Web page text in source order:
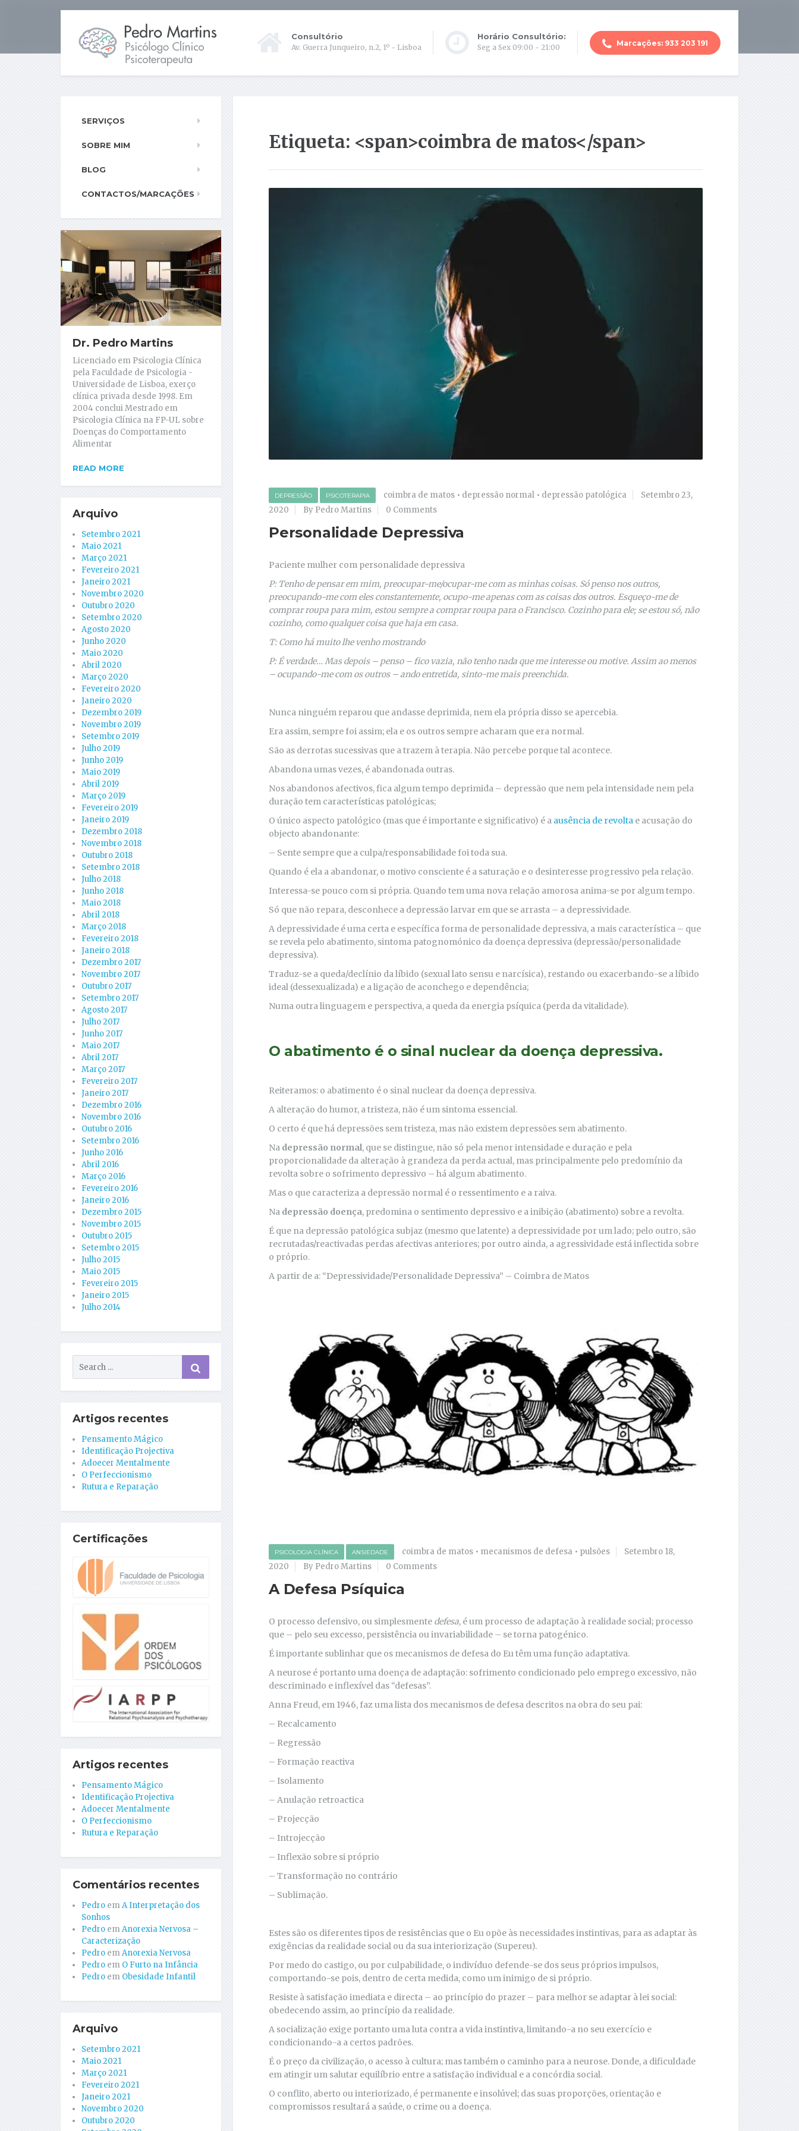
Consultório
Av. Guerra Junqueiro, n.2, 1º - Lisboa
Horário Consultório:
Seg a Sex 09:00 - 21:00 Marcações: 933 203 191
Etiqueta: <span>coimbra de matos</span>
DEPRESSÃO PSICOTERAPIA coimbra de matos • depressão normal • depressão patológica
Setembro 23,
2020
By Pedro Martins 0 Comments
Personalidade Depressiva
Paciente mulher com personalidade depressiva
P: Tenho de pensar em mim, preocupar-me/ocupar-me com as minhas coisas. Só penso nos outros,
preocupando-me com eles constantemente, ocupo-me apenas com as coisas dos outros. Esqueço-me de
comprar roupa para mim, estou sempre a comprar roupa para o Francisco. Cozinho para ele; se estou só, não
cozinho, como qualquer coisa que haja em casa.
T: Como há muito lhe venho mostrando
P: É verdade… Mas depois – penso – fico vazia, não tenho nada que me interesse ou motive. Assim ao menos
– ocupando-me com os outros – ando entretida, sinto-me mais preenchida.
Nunca ninguém reparou que andasse deprimida, nem ela própria disso se apercebia.
Era assim, sempre foi assim; ela e os outros sempre acharam que era normal.
São as derrotas sucessivas que a trazem à terapia. Não percebe porque tal acontece.
Abandona umas vezes, é abandonada outras.
Nos abandonos afectivos, fica algum tempo deprimida – depressão que nem pela intensidade nem pela
duração tem características patológicas;
O único aspecto patológico (mas que é importante e significativo) é a ausência de revolta e acusação do
objecto abandonante:
– Sente sempre que a culpa/responsabilidade foi toda sua.
Quando é ela a abandonar, o motivo consciente é a saturação e o desinteresse progressivo pela relação.
Interessa-se pouco com si própria. Quando tem uma nova relação amorosa anima-se por algum tempo.
Só que não repara, desconhece a depressão larvar em que se arrasta – a depressividade.
A depressividade é uma certa e específica forma de personalidade depressiva, a mais característica – que
se revela pelo abatimento, sintoma patognomónico da doença depressiva (depressão/personalidade
depressiva).
Traduz-se a queda/declínio da líbido (sexual lato sensu e narcísica), restando ou exacerbando-se a líbido
ideal (dessexualizada) e a ligação de aconchego e dependência;
Numa outra linguagem e perspectiva, a queda da energia psíquica (perda da vitalidade).
O abatimento é o sinal nuclear da doença depressiva.
Reiteramos: o abatimento é o sinal nuclear da doença depressiva.
A alteração do humor, a tristeza, não é um sintoma essencial.
O certo é que há depressões sem tristeza, mas não existem depressões sem abatimento.
Na depressão normal, que se distingue, não só pela menor intensidade e duração e pela
proporcionalidade da alteração à grandeza da perda actual, mas principalmente pelo predomínio da
revolta sobre o sofrimento depressivo – há algum abatimento.
Mas o que caracteriza a depressão normal é o ressentimento e a raiva.
Na depressão doença, predomina o sentimento depressivo e a inibição (abatimento) sobre a revolta.
É que na depressão patológica subjaz (mesmo que latente) a depressividade por um lado; pelo outro, são
recrutadas/reactivadas perdas afectivas anteriores; por outro ainda, a agressividade está inflectida sobre
o próprio.
A partir de a: “Depressividade/Personalidade Depressiva” – Coimbra de Matos
PSICOLOGIA CLÍNICA ANSIEDADE coimbra de matos • mecanismos de defesa • pulsões
Setembro 18,
2020
By Pedro Martins 0 Comments
A Defesa Psíquica
O processo defensivo, ou simplesmente defesa, é um processo de adaptação à realidade social; processo
que – pelo seu excesso, persistência ou invariabilidade – se torna patogénico.
É importante sublinhar que os mecanismos de defesa do Eu têm uma função adaptativa.
A neurose é portanto uma doença de adaptação: sofrimento condicionado pelo emprego excessivo, não
descriminado e inflexível das “defesas”.
Anna Freud, em 1946, faz uma lista dos mecanismos de defesa descritos na obra do seu pai:
– Recalcamento
– Regressão
– Formação reactiva
– Isolamento
– Anulação retroactica
– Projecção
– Introjecção
– Inflexão sobre si próprio
– Transformação no contrário
– Sublimação.
Estes são os diferentes tipos de resistências que o Eu opõe às necessidades instintivas, para as adaptar às
exigências da realidade social ou da sua interiorização (Supereu).
Por medo do castigo, ou por culpabilidade, o indivíduo defende-se dos seus próprios impulsos,
comportando-se pois, dentro de certa medida, como um inimigo de si próprio.
Resiste à satisfação imediata e directa – ao princípio do prazer – para melhor se adaptar à lei social:
obedecendo assim, ao princípio da realidade.
A socialização exige portanto uma luta contra a vida instintiva, limitando-a no seu exercício e
condicionando-a a certos padrões.
É o preço da civilização, o acesso à cultura; mas também o caminho para a neurose. Donde, a dificuldade
em atingir um salutar equilíbrio entre a satisfação individual e a concórdia social.
O conflito, aberto ou interiorizado, é permanente e insolúvel; das suas proporções, orientação e
compromissos resultará a saúde, o crime ou a doença.
SERVIÇOS
SOBRE MIM
BLOG
CONTACTOS/MARCAÇÕES
Dr. Pedro Martins
Licenciado em Psicologia Clínica
pela Faculdade de Psicologia -
Universidade de Lisboa, exerço
clínica privada desde 1998. Em
2004 conclui Mestrado em
Psicologia Clínica na FP-UL sobre
Doenças do Comportamento
Alimentar
READ MORE
Arquivo
Setembro 2021
Maio 2021
Março 2021
Fevereiro 2021
Janeiro 2021
Novembro 2020
Outubro 2020
Setembro 2020
Agosto 2020
Junho 2020
Maio 2020
Abril 2020
Março 2020
Fevereiro 2020
Janeiro 2020
Dezembro 2019
Novembro 2019
Setembro 2019
Julho 2019
Junho 2019
Maio 2019
Abril 2019
Março 2019
Fevereiro 2019
Janeiro 2019
Dezembro 2018
Novembro 2018
Outubro 2018
Setembro 2018
Julho 2018
Junho 2018
Maio 2018
Abril 2018
Março 2018
Fevereiro 2018
Janeiro 2018
Dezembro 2017
Novembro 2017
Outubro 2017
Setembro 2017
Agosto 2017
Julho 2017
Junho 2017
Maio 2017
Abril 2017
Março 2017
Fevereiro 2017
Janeiro 2017
Dezembro 2016
Novembro 2016
Outubro 2016
Setembro 2016
Junho 2016
Abril 2016
Março 2016
Fevereiro 2016
Janeiro 2016
Dezembro 2015
Novembro 2015
Outubro 2015
Setembro 2015
Julho 2015
Maio 2015
Fevereiro 2015
Janeiro 2015
Julho 2014
Artigos recentes
Pensamento Mágico
Identificação Projectiva
Adoecer Mentalmente
O Perfeccionismo
Rutura e Reparação
Certificações
Artigos recentes
Pensamento Mágico
Identificação Projectiva
Adoecer Mentalmente
O Perfeccionismo
Rutura e Reparação
Comentários recentes
Pedro emA Interpretação dos
Sonhos
Pedro emAnorexia Nervosa –
Caracterização
Pedro emAnorexia Nervosa
Pedro em O Furto na Infância
Pedro em Obesidade Infantil
Arquivo
Setembro 2021
Maio 2021
Março 2021
Fevereiro 2021
Janeiro 2021
Novembro 2020
Outubro 2020